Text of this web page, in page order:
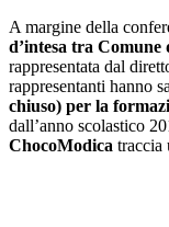
A margine della
d’intesa tra
rappresentata dal
rappresentanti hanno
chiuso) per la
dall’anno scolastico
ChocoModica traccia